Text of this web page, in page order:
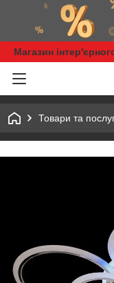
Магазин
Товари та